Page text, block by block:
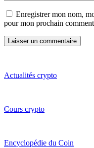
Enregistrer mon nom,
pour mon prochain
Actualités crypto
Cours crypto
Encyclopédie du Coin